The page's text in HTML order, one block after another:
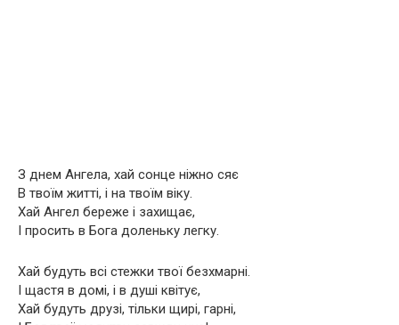
З днем Ангела, хай сонце ніжно сяє
В твоїм житті, і на твоїм віку.
Хай Ангел береже і захищає,
І просить в Бога доленьку легку.
Хай будуть всі стежки твої безхмарні.
І щастя в домі, і в душі квітує,
Хай будуть друзі, тільки щирі, гарні,